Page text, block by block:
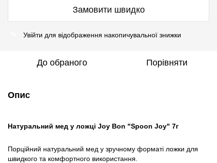
Замовити швидко
Увійти для відображення накопичувальної знижки
До обраного Порівняти
Опис
Натуральний мед у ложці Joy Bon "Spoon Joy" 7г
Порційний натуральний мед у зручному форматі ложки для
швидкого та комфортного використання.